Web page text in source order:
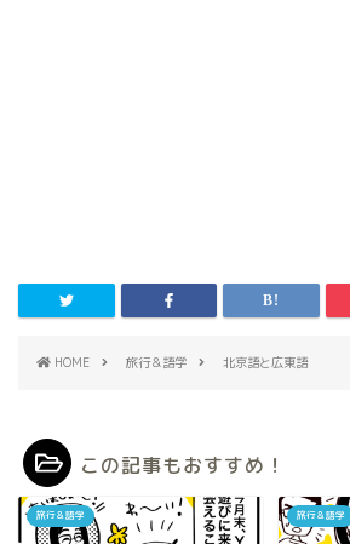
HOME 旅行＆語学 北京語と広東語
この記事もおすすめ！
旅行＆語学 旅行＆語学